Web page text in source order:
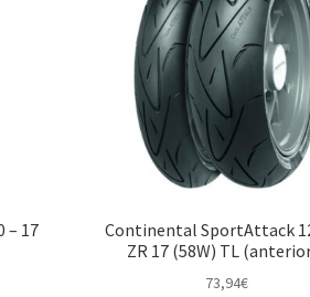
– 17
Continental SportAttack
ZR 17 (58W) TL
73,94€